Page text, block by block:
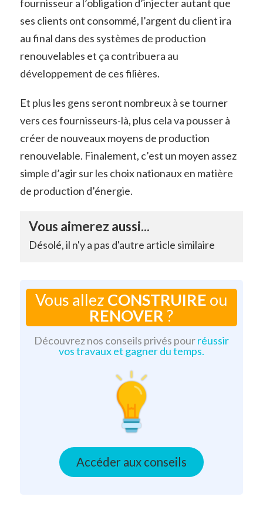
fournisseur a l’obligation d’injecter autant que
ses clients ont consommé, l’argent du client ira
au final dans des systèmes de production
renouvelables et ça contribuera au
développement de ces filières.
Et plus les gens seront nombreux à se tourner
vers ces fournisseurs-là, plus cela va pousser à
créer de nouveaux moyens de production
renouvelable. Finalement, c’est un moyen assez
simple d’agir sur les choix nationaux en matière
de production d’énergie.
Vous aimerez aussi...
Désolé, il n'y a pas d'autre article similaire
Vous allez CONSTRUIRE ou
RENOVER?
Découvrez nos conseils privés pourréussir
vos travaux et gagner du temps.
Accéder aux conseils